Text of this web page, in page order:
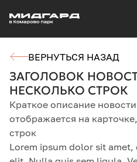
ВЕРНУТЬСЯ НАЗАД
ЗАГОЛОВОК
НЕСКОЛЬКО СТРОК
Краткое описание
отображается на
строк
Lorem ipsum dolor sit